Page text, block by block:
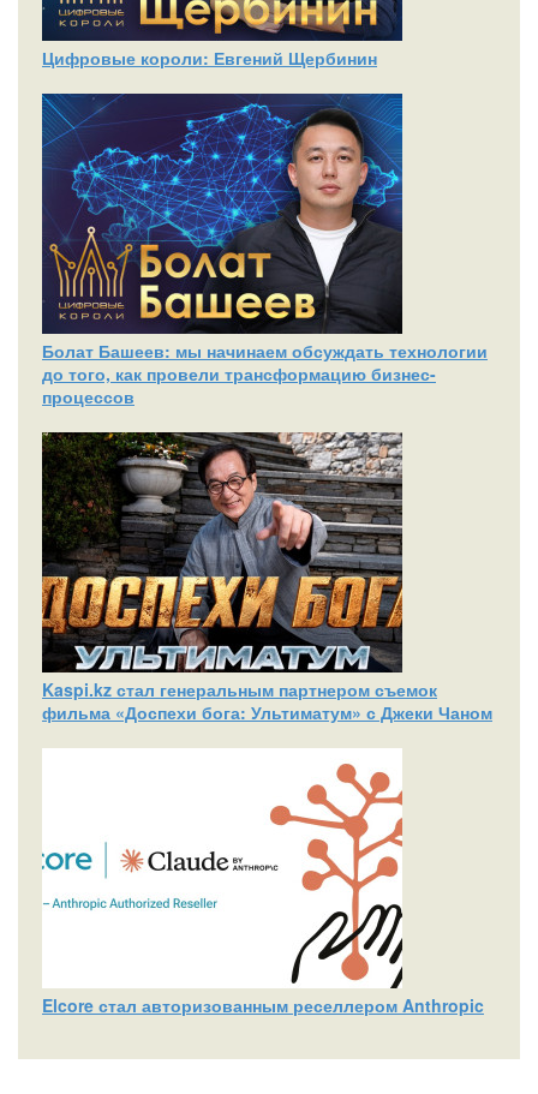
Цифровые короли: Евгений Щербинин
Болат Башеев: мы начинаем обсуждать технологии
до того, как провели трансформацию бизнес-
процессов
Kaspi.kz стал генеральным партнером съемок
фильма «Доспехи бога: Ультиматум» с Джеки Чаном
Elcore стал авторизованным реселлером Anthropic